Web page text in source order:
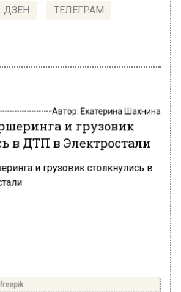
ДЗЕН ТЕЛЕГРАМ
Автор: Екатерина Шахнина
и грузовик
в ДТП в Электростали